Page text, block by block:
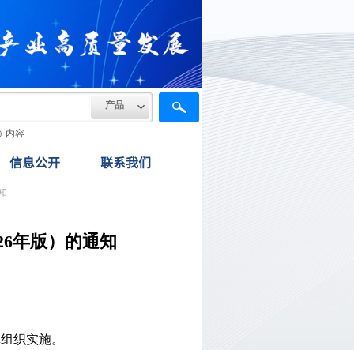
产品
内容
信息公开 联系我们
年版）的通知
织实施。